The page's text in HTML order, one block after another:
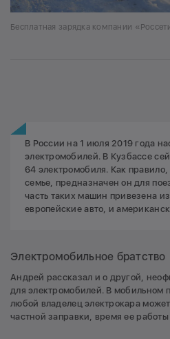
Бесплатная зарядка компании
В России на 1 июля 2019 года
электромобилей. В Кузбассе
64 электромобиля. Как правило,
семье, предназначен он для
часть таких машин привезена
европейские авто, и
Электромобильное братство
Андрей рассказал и о другой,
для электромобилей. В мобильном
любой владелец электрокара
частной заправки, время ее работы